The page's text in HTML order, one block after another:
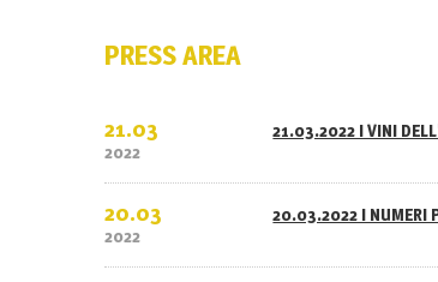
PRESS AREA
21.03
2022
21.03.2022 I VINI
20.03
2022
20.03.2022 I NUMERI